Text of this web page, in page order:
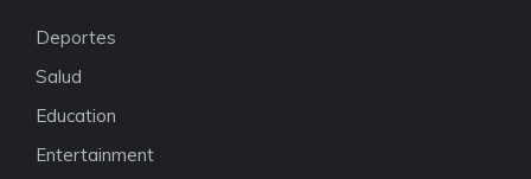
Deportes
Salud
Education
Entertainment